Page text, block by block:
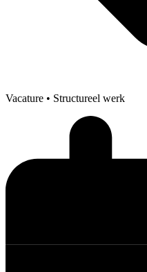
Vacature • Structureel werk